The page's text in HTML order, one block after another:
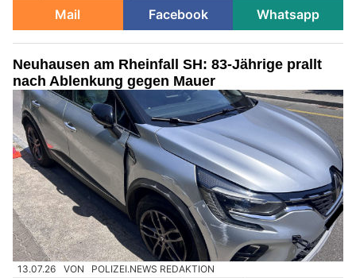
Mail
Facebook Whatsapp
Neuhausen am Rheinfall SH: 83-Jährige prallt
nach Ablenkung gegen Mauer
13.07.26 VON POLIZEI.NEWS REDAKTION